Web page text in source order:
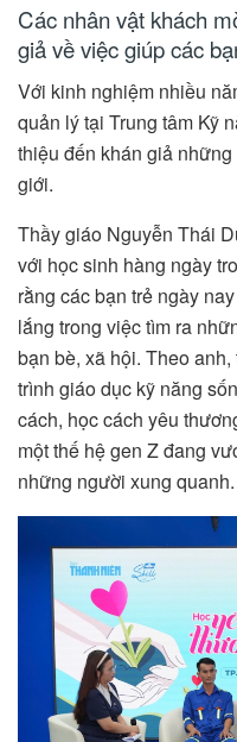
Các nhân vật khách
giả về việc giúp các
Với kinh nghiệm nhiều
quản lý tại Trung tâm Kỹ
thiệu đến khán giả
giới.
Thầy giáo Nguyễn Thái
với học sinh hàng ngày
rằng các bạn trẻ ngày
lắng trong việc tìm ra
bạn bè, xã hội. Theo
trình giáo dục kỹ năng
cách, học cách yêu
một thế hệ gen Z đang
những người xung quanh.